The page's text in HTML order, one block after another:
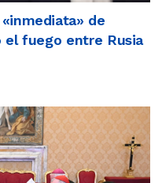
de
el fuego entre Rusia